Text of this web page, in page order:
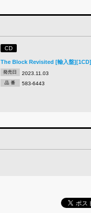
CD
The Block Revisited [輸入盤][1CD]
発売日 2023.11.03
品 番 583-6443